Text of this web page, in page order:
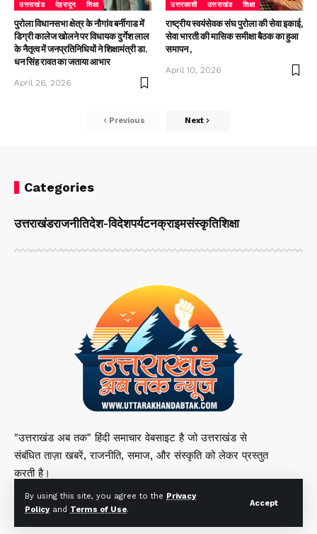
By using this site, you agree to the Privacy
Policyand Terms of Use.
Accept
उत्तराखंड देहरादून शिक्षा
पुरोला विधानसभा क्षेत्र के नौगांव बर्नीगाड में
डिग्री कालेज खोलने पर विधायक दुर्गेश लाल
के नैतृत्व में जनप्रतिनिधियों ने शिक्षामंत्री डा.
धन सिंह रावत का जताया आभार
April 26, 2026
उत्तरकाशी उत्तराखंड शिक्षा
राष्ट्रीय स्वयंसेवक संघ पुरोला की सेवा इकाई,
सेवा भारती की मासिक समीक्षा बैठक का हुआ
समापन ,
April 10, 2026
Previous Next
Categories
उत्तराखंडराजनीतिदेश-विदेशपर्यटनक्राइमसंस्कृतिशिक्षा
"उत्तराखंड अब तक" हिंदी समाचार वेबसाइट है जो उत्तराखंड से
संबंधित ताज़ा खबरें, राजनीति, समाज, और संस्कृति को लेकर प्रस्तुत
करती है।